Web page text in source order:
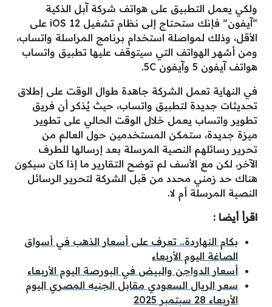
ولكي يعمل التطبيق على هواتف شركة آبل الذكية
“آيفون” فإنك ستحتاج إلى نظام تشغيل iOS 12 على
الأقل، وذلك لمواصلة استخدام برنامج المراسلة واتساب،
ومن أشهر الهواتف التي سيتوقف عليها تطبيق واتساب
هواتف آيفون 5 وآيفون 5C.
في النهاية تعمل الشركة جاهدة طوال الوقت على إطلاق
تحديثات جديدة لتطبيق واتساب، حيث يُذكر أن فريق
تطوير واتساب يعمل خلال الوقت الحالي على تطوير
ميزة جديدة، ستمكن المستخدمين حول العالم من
تحرير رسائلهم النصية المرسلة بعد إرسالها للطرف
الآخر، لكن مع الأسف لم توضح التقارير ما إذا كان سيكون
هناك حد زمني محدد من قبل الشركة لتحرير الرسائل
النصية المرسلة أم لا.
اقرأ أيضا :
بكام النهاردة.. تعرف على أسعار الذهب في أسواق
الصاغة اليوم الأربعاء
أسعار الدواجن والبيض في البورصة اليوم الأربعاء
سعر الريال السعودي مقابل الجنيه المصري اليوم
الأربعاء 28 سبتمبر 2025